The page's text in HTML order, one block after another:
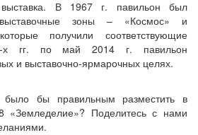
выставка. В 1967 г. павильон был
зоны – «Космос» и
получили соответствующие
х гг. по май 2014 г. павильон
и выставочно-ярмарочных целях.
бы правильным разместить в
Поделитесь с нами